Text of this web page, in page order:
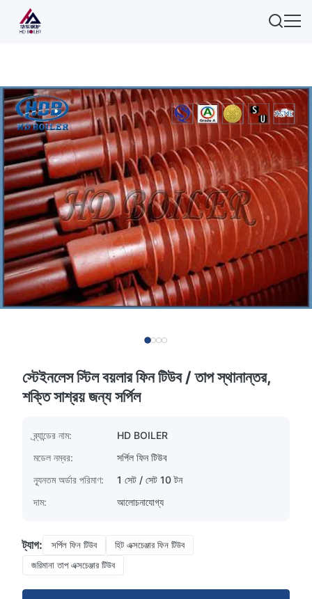
স্টেইনলেস স্টিল বয়লার ফিন টিউব / তাপ স্থানান্তর,
শক্তি সাশ্রয় জন্য সর্পিল
ব্র্যান্ডের নাম:
HD BOILER
মডেল নম্বর:
সর্পিল ফিন টিউব
ন্যূনতম অর্ডার পরিমাণ:
1 সেট / সেট 10 টন
দাম:
আলোচনাযোগ্য
ট্যাগ: সর্পিল ফিন টিউব
হিট এক্সচেঞ্জার ফিন টিউব
জরিমানা তাপ এক্সচেঞ্জার টিউব